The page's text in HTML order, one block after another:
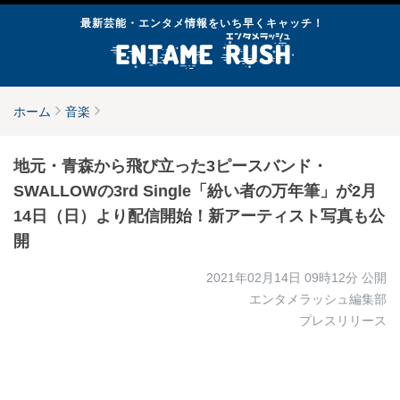
最新芸能・エンタメ情報をいち早くキャッチ！
ホーム 音楽
地元・青森から飛び立った3ピースバンド・
SWALLOWの3rd Single「紛い者の万年筆」が2月
14日（日）より配信開始！新アーティスト写真も公
開
2021年02月14日 09時12分 公開
エンタメラッシュ編集部
プレスリリース